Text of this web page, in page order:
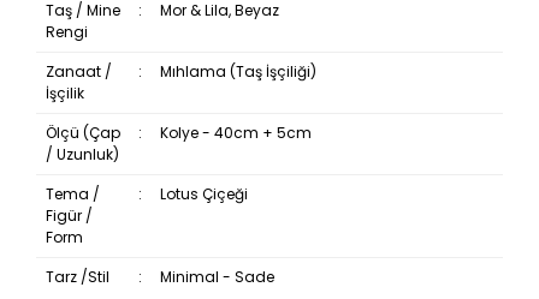
Taş / Mine
Rengi
: Mor & Lila, Beyaz
Zanaat /
İşçilik
: Mıhlama (Taş İşçiliği)
Ölçü (Çap
/ Uzunluk)
: Kolye - 40cm + 5cm
Tema /
Figür /
Form
: Lotus Çiçeği
Tarz /Stil : Minimal - Sade